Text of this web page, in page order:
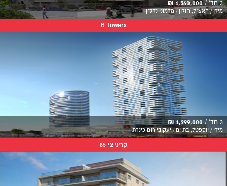
3 חד' / 1,560,000 ₪
מידי / האצ"ל, חולון / מדמוני נדל"ן
B Towers
3 חד' / 1,299,000 ₪
מידי / יוספטל, בת ים / יעקובי רום כינרת
קריניצי 85